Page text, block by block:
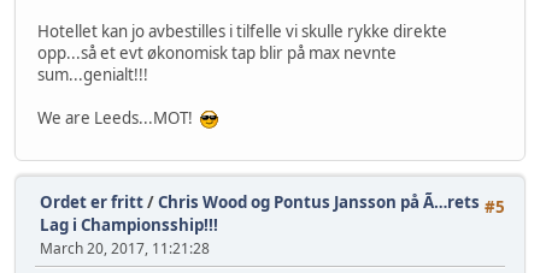
Hotellet kan jo avbestilles i tilfelle vi skulle rykke direkte
opp...så et evt økonomisk tap blir på max nevnte
sum...genialt!!!
We are Leeds...MOT!
#5
Ordet er fritt/Chris Wood og Pontus Jansson på Ã…rets
Lag i Championsship!!!
March 20, 2017, 11:21:28